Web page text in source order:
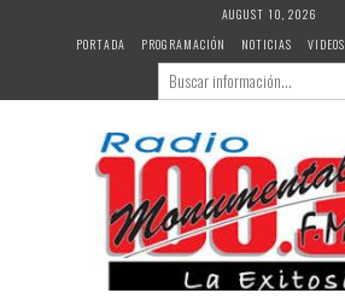
AUGUST 10, 2026
PORTADA
PROGRAMACIÓN NOTICIAS VIDEOS